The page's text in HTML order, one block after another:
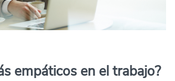
empáticos en el trabajo?